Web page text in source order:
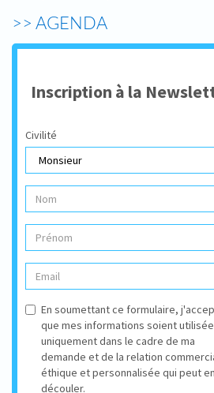
>> AGENDA